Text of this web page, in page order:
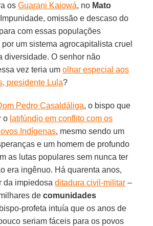
osGuarani Kaiowá, no Mato
omissão e descaso do
com essas populações
um sistema agrocapitalista cruel
diversidade. O senhor não
vez teria umolhar especial aos
presidente Lula?
Pedro Casaldáliga, o bispo que
o latifúndio em conflito com os
Indígenas, mesmo sendo um
e um homem de profundo
as lutas populares sem nunca ter
era ingênuo. Há quarenta anos,
da impiedosaditadura civil-militar –
decomunidades
profeta intuía que os anos de
seriam fáceis para os povos